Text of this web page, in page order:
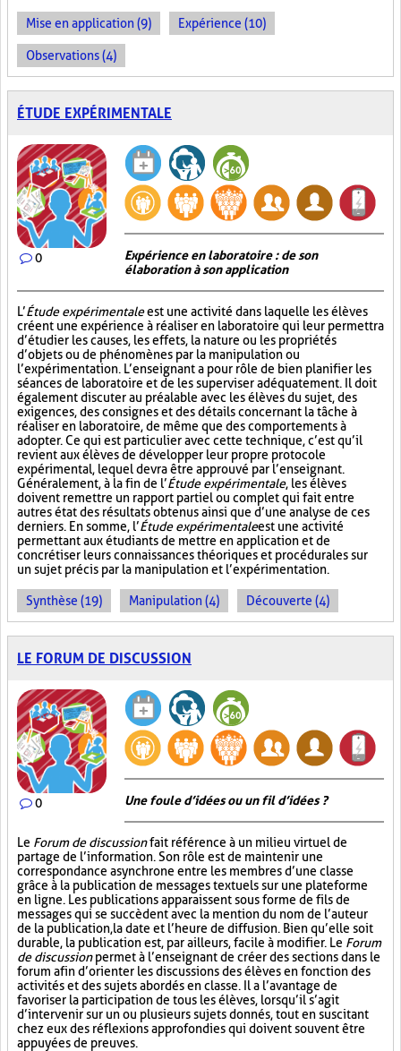
Mise en application (9) Expérience (10)
Observations (4)
ÉTUDE EXPÉRIMENTALE
0
Expérience en laboratoire : de son
élaboration à son application
L’Étude expérimentaleest une activité dans laquelle les élèves
créent une expérience à réaliser en laboratoire qui leur permettra
d’étudier les causes, les effets, la nature ou les propriétés
d’objets ou de phénomènes par la manipulation ou
l’expérimentation. L’enseignant a pour rôle de bien planifier les
séances de laboratoire et de les superviser adéquatement. Il doit
également discuter au préalable avec les élèves du sujet, des
exigences, des consignes et des détails concernant la tâche à
réaliser en laboratoire, de même que des comportements à
adopter. Ce qui est particulier avec cette technique, c’est qu’il
revient aux élèves de développer leur propre protocole
expérimental, lequel devra être approuvé par l’enseignant.
Généralement, à la fin de l’Étude expérimentale, les élèves
doivent remettre un rapport partiel ou complet qui fait entre
autres état des résultats obtenus ainsi que d’une analyse de ces
derniers. En somme, l’Étude expérimentaleest une activité
permettant aux étudiants de mettre en application et de
concrétiser leurs connaissances théoriques et procédurales sur
un sujet précis par la manipulation et l’expérimentation.
Synthèse (19) Manipulation (4) Découverte (4)
LE FORUM DE DISCUSSION
0 Une foule d’idées ou un fil d’idées ?
Le Forum de discussionfait référence à un milieu virtuel de
partage de l’information. Son rôle est de maintenir une
correspondance asynchrone entre les membres d’une classe
grâce à la publication de messages textuels sur une plateforme
en ligne. Les publications apparaissent sous forme de fils de
messages qui se succèdent avec la mention du nom de l’auteur
de la publication, la date et l’heure de diffusion. Bien qu’elle soit
durable, la publication est, par ailleurs, facile à modifier. Le Forum
de discussionpermet à l’enseignant de créer des sections dans le
forum afin d’orienter les discussions des élèves en fonction des
activités et des sujets abordés en classe. Il a l’avantage de
favoriser la participation de tous les élèves, lorsqu’il s’agit
d’intervenir sur un ou plusieurs sujets donnés, tout en suscitant
chez eux des réflexions approfondies qui doivent souvent être
appuyées de preuves.